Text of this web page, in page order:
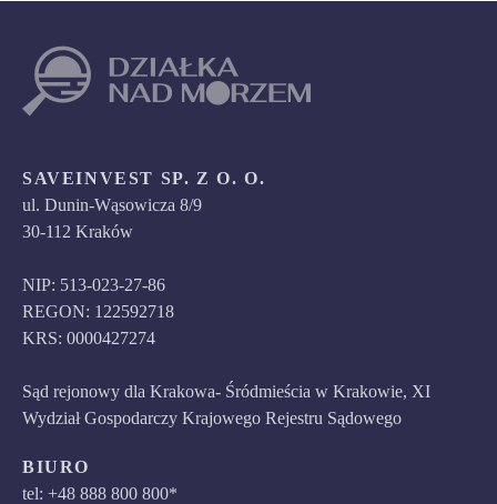
SAVEINVEST SP. Z O. O.
ul. Dunin-Wąsowicza 8/9
30-112 Kraków
NIP: 513-023-27-86
REGON: 122592718
KRS: 0000427274
Sąd rejonowy dla Krakowa- Śródmieścia w Krakowie, XI
Wydział Gospodarczy Krajowego Rejestru Sądowego
BIURO
tel: +48 888 800 800*